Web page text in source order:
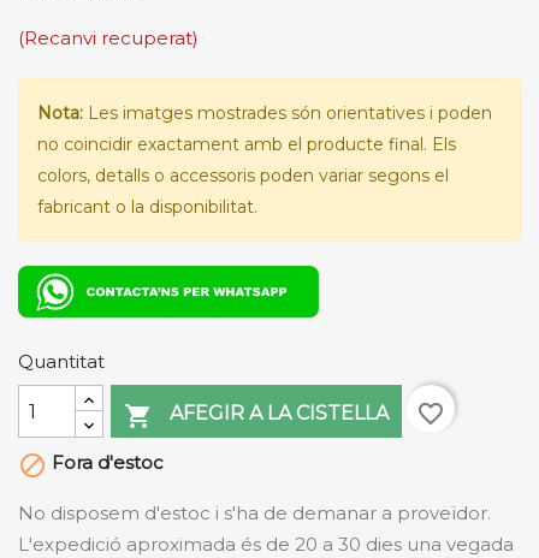
(Recanvi recuperat)
Nota: Les imatges mostrades són orientatives i poden
no coincidir exactament amb el producte final. Els
colors, detalls o accessoris poden variar segons el
fabricant o la disponibilitat.
Quantitat
 AFEGIR A LA CISTELLA
favorite_border
 Fora d'estoc
No disposem d'estoc i s'ha de demanar a proveïdor.
L'expedició aproximada és de 20 a 30 dies una vegada